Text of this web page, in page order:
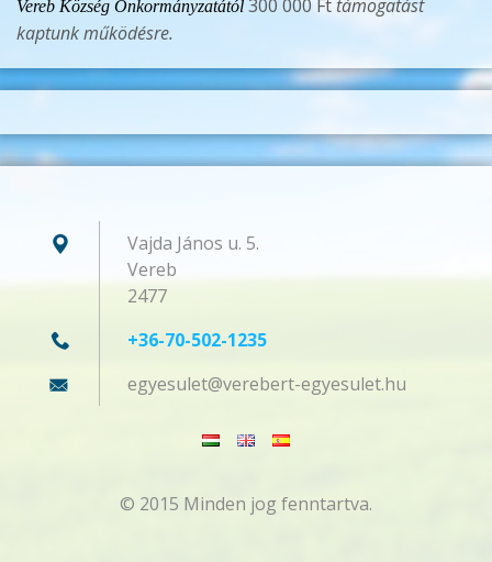
Vereb Község Önkormányzatától 300 000 Ft támogatást
kaptunk működésre.
Vajda János u. 5.
Vereb
2477
+36-70-502-1235
egyesulet@verebert-egyesulet.hu
© 2015 Minden jog fenntartva.